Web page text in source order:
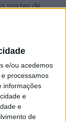
e/ou acedemos
processamos
informações
e
e
de
prazer de
Garrett
e conquistas